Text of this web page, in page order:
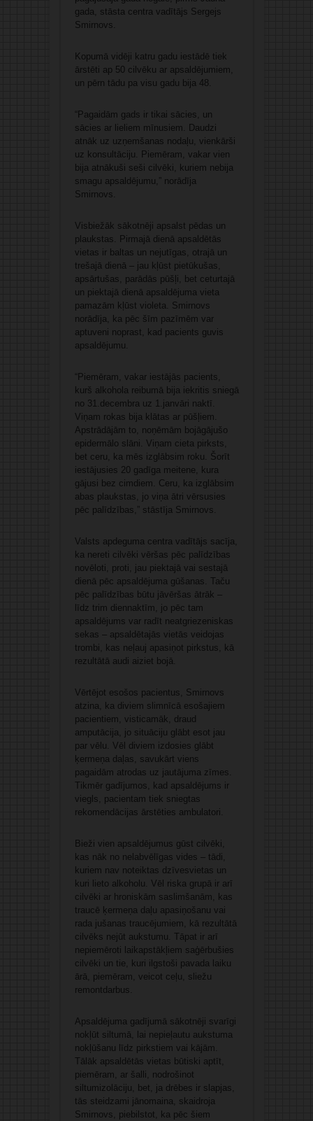
gada, stāsta centra vadītājs Sergejs
Smirnovs.
Kopumā vidēji katru gadu iestādē tiek
ārstēti ap 50 cilvēku ar apsaldējumiem,
un pērn tādu pa visu gadu bija 48.
“Pagaidām gads ir tikai sācies, un
sācies ar lieliem mīnusiem. Daudzi
atnāk uz uzņemšanas nodaļu, vienkārši
uz konsultāciju. Piemēram, vakar vien
bija atnākuši seši cilvēki, kuriem nebija
smagu apsaldējumu,” norādīja
Smirnovs.
Visbiežāk sākotnēji apsalst pēdas un
plaukstas. Pirmajā dienā apsaldētās
vietas ir baltas un nejutīgas, otrajā un
trešajā dienā – jau kļūst pietūkušas,
apsārtušas, parādās pūšļi, bet ceturtajā
un piektajā dienā apsaldējuma vieta
pamazām kļūst violeta. Smirnovs
norādīja, ka pēc šīm pazīmēm var
aptuveni noprast, kad pacients guvis
apsaldējumu.
“Piemēram, vakar iestājās pacients,
kurš alkohola reibumā bija iekritis sniegā
no 31.decembra uz 1.janvāri naktī.
Viņam rokas bija klātas ar pūšļiem.
Apstrādājām to, noņēmām bojāgājušo
epidermālo slāni. Viņam cieta pirksts,
bet ceru, ka mēs izglābsim roku. Šorīt
iestājusies 20 gadīga meitene, kura
gājusi bez cimdiem. Ceru, ka izglābsim
abas plaukstas, jo viņa ātri vērsusies
pēc palīdzības,” stāstīja Smirnovs.
Valsts apdeguma centra vadītājs sacīja,
ka nereti cilvēki vēršas pēc palīdzības
novēloti, proti, jau piektajā vai sestajā
dienā pēc apsaldējuma gūšanas. Taču
pēc palīdzības būtu jāvēršas ātrāk –
līdz trim diennaktīm, jo pēc tam
apsaldējums var radīt neatgriezeniskas
sekas – apsaldētajās vietās veidojas
trombi, kas neļauj apasiņot pirkstus, kā
rezultātā audi aiziet bojā.
Vērtējot esošos pacientus, Smirnovs
atzina, ka diviem slimnīcā esošajiem
pacientiem, visticamāk, draud
amputācija, jo situāciju glābt esot jau
par vēlu. Vēl diviem izdosies glābt
ķermeņa daļas, savukārt viens
pagaidām atrodas uz jautājuma zīmes.
Tikmēr gadījumos, kad apsaldējums ir
viegls, pacientam tiek sniegtas
rekomendācijas ārstēties ambulatori.
Bieži vien apsaldējumus gūst cilvēki,
kas nāk no nelabvēlīgas vides – tādi,
kuriem nav noteiktas dzīvesvietas un
kuri lieto alkoholu. Vēl riska grupā ir arī
cilvēki ar hroniskām saslimšanām, kas
traucē ķermeņa daļu apasiņošanu vai
rada jušanas traucējumiem, kā rezultātā
cilvēks nejūt aukstumu. Tāpat ir arī
nepiemēroti laikapstākļiem saģērbušies
cilvēki un tie, kuri ilgstoši pavada laiku
ārā, piemēram, veicot ceļu, sliežu
remontdarbus.
Apsaldējuma gadījumā sākotnēji svarīgi
nokļūt siltumā, lai nepieļautu aukstuma
nokļūšanu līdz pirkstiem vai kājām.
Tālāk apsaldētās vietas būtiski aptīt,
piemēram, ar šalli, nodrošinot
siltumizolāciju, bet, ja drēbes ir slapjas,
tās steidzami jānomaina, skaidroja
Smirnovs, piebilstot, ka pēc šiem